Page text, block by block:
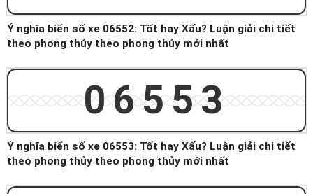
Ý nghĩa biển số xe 06552: Tốt hay Xấu? Luận giải chi tiết
theo phong thủy theo phong thủy mới nhất
06553
Ý nghĩa biển số xe 06553: Tốt hay Xấu? Luận giải chi tiết
theo phong thủy theo phong thủy mới nhất